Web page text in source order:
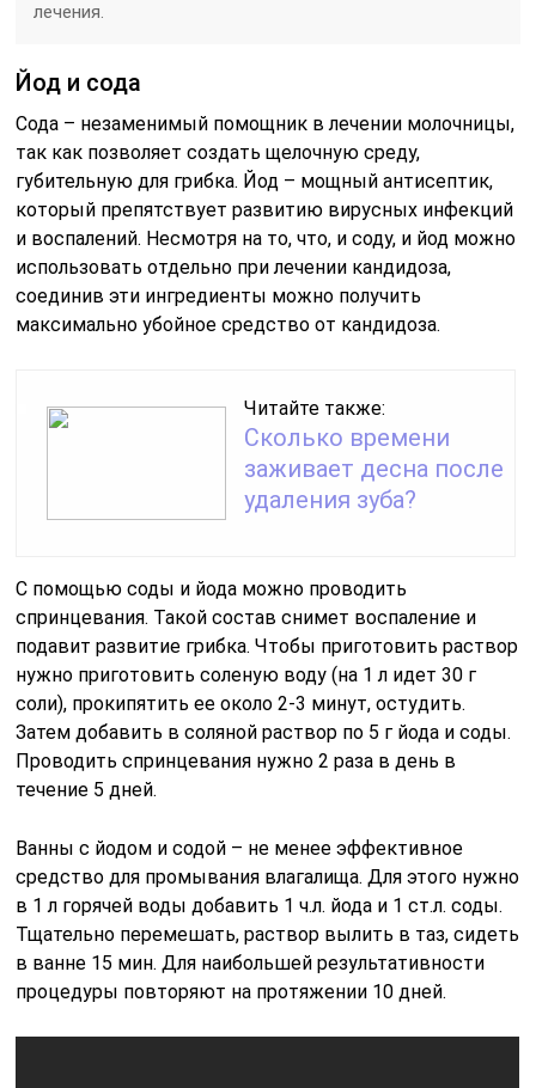
лечения.
Йод и сода
Сода – незаменимый помощник в лечении молочницы,
так как позволяет создать щелочную среду,
губительную для грибка. Йод – мощный антисептик,
который препятствует развитию вирусных инфекций
и воспалений. Несмотря на то, что, и соду, и йод можно
использовать отдельно при лечении кандидоза,
соединив эти ингредиенты можно получить
максимально убойное средство от кандидоза.
Читайте также:
Сколько времени
заживает десна после
удаления зуба?
С помощью соды и йода можно проводить
спринцевания. Такой состав снимет воспаление и
подавит развитие грибка. Чтобы приготовить раствор
нужно приготовить соленую воду (на 1 л идет 30 г
соли), прокипятить ее около 2-3 минут, остудить.
Затем добавить в соляной раствор по 5 г йода и соды.
Проводить спринцевания нужно 2 раза в день в
течение 5 дней.
Ванны с йодом и содой – не менее эффективное
средство для промывания влагалища. Для этого нужно
в 1 л горячей воды добавить 1 ч.л. йода и 1 ст.л. соды.
Тщательно перемешать, раствор вылить в таз, сидеть
в ванне 15 мин. Для наибольшей результативности
процедуры повторяют на протяжении 10 дней.